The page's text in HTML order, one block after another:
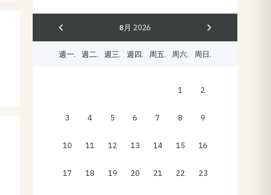
8月 2026
週一. 週二. 週三. 週四. 周五. 周六. 周日.
1 2
3 4 5 6 7 8 9
10 11 12 13 14 15 16
17 18 19 20 21 22 23